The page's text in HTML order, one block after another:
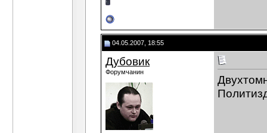
04.05.2007, 18:55
Дубовик
Форумчанин